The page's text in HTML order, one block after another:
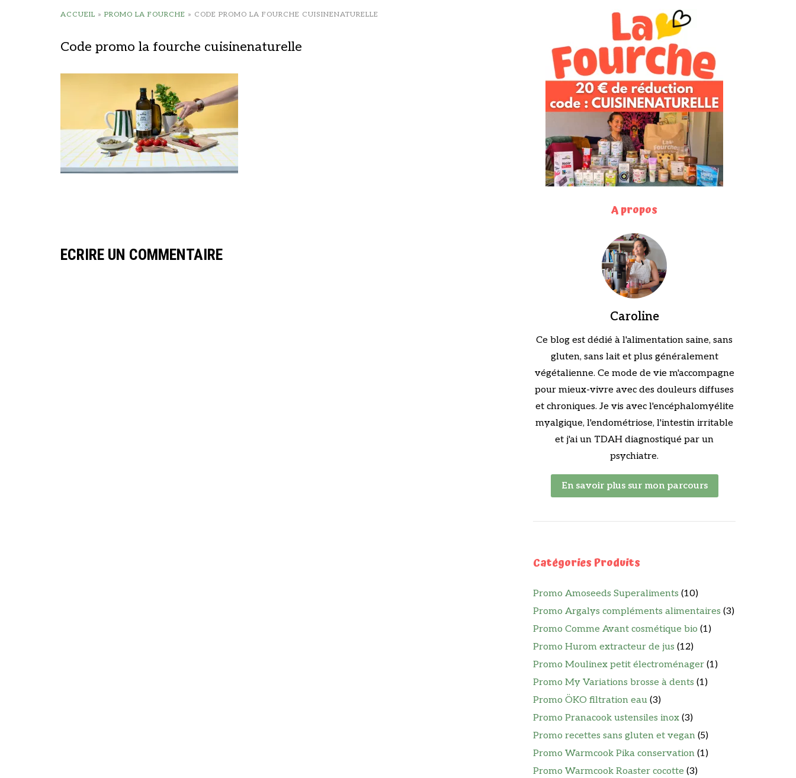
ACCUEIL » PROMO LA FOURCHE » CODE PROMO LA FOURCHE CUISINENATURELLE
Code promo la fourche cuisinenaturelle
ECRIRE UN COMMENTAIRE
A propos
Caroline
Ce blog est dédié à l'alimentation saine, sans
gluten, sans lait et plus généralement
végétalienne. Ce mode de vie m'accompagne
pour mieux-vivre avec des douleurs diffuses
et chroniques. Je vis avec l'encéphalomyélite
myalgique, l'endométriose, l'intestin irritable
et j'ai un TDAH diagnostiqué par un
psychiatre.
En savoir plus sur mon parcours
Catégories Produits
Promo Amoseeds Superaliments (10)
Promo Argalys compléments alimentaires (3)
Promo Comme Avant cosmétique bio (1)
Promo Hurom extracteur de jus (12)
Promo Moulinex petit électroménager (1)
Promo My Variations brosse à dents (1)
Promo ÖKO filtration eau (3)
Promo Pranacook ustensiles inox (3)
Promo recettes sans gluten et vegan (5)
Promo Warmcook Pika conservation (1)
Promo Warmcook Roaster cocotte (3)